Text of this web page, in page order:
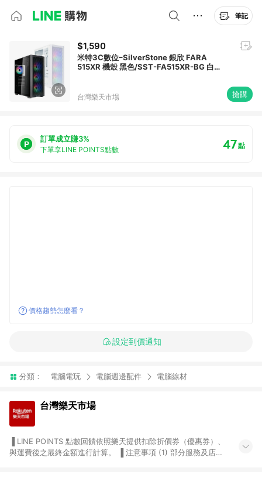
筆記
$1,590
米特3C數位–SilverStone 銀欣 FARA
515XR 機殼 黑色/SST-FA515XR-BG 白
台灣樂天市場 搶購
訂單成立賺3%
下單享LINE POINTS點數 47點
價格趨勢怎麼看？
設定到價通知
分類： 電腦電玩 電腦週邊配件 電腦線材
台灣樂天市場
與運費後之最終金額進行計算。 ▐ 注意事項 (1) 部分服務及店家